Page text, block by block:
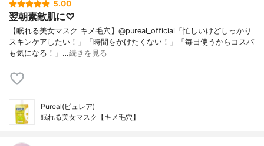
5.00
翌朝素敵肌に♡
【眠れる美女マスク キメ毛穴】@pureal_official「忙しいけどしっかり
スキンケアしたい！」「時間をかけたくない！」「毎日使うからコスパ
も気になる！」…続きを見る
Pureal(ピュレア)
眠れる美女マスク【キメ毛穴】